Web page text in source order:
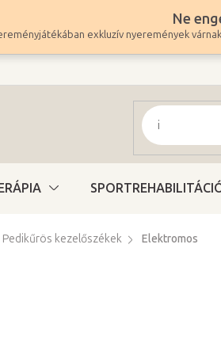
Ne
exkluzív nyeremények
Pedikűrös kezelőszékek Elektromos